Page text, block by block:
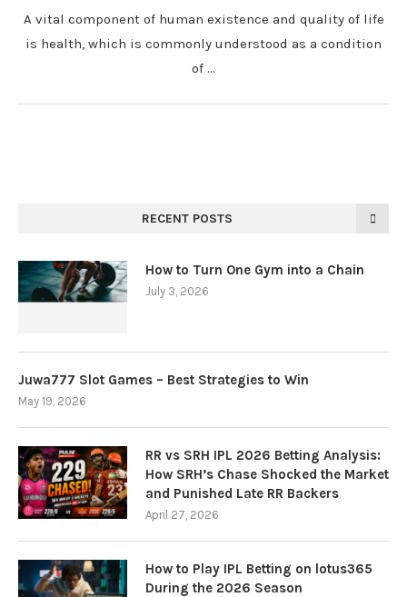
A vital component of human existence and quality of life
is health, which is commonly understood as a condition
of …
RECENT POSTS
How to Turn One Gym into a Chain
July 3, 2026
Juwa777 Slot Games – Best Strategies to Win
May 19, 2026
RR vs SRH IPL 2026 Betting Analysis:
How SRH’s Chase Shocked the Market
and Punished Late RR Backers
April 27, 2026
How to Play IPL Betting on lotus365
During the 2026 Season